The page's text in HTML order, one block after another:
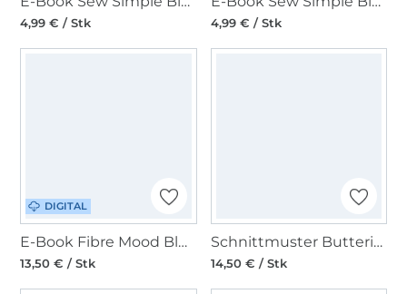
4,99 € / Stk 4,99 € / Stk
DIGITAL
E-Book Fibre Mood Bluse Maris Damen
13,50 € / Stk
Schnittmuster Butterick Damen Kombination 7045 Gr. 34-42
14,50 € / Stk